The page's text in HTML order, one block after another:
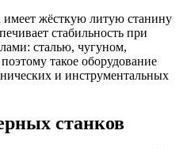
имеет жёсткую литую станину
стабильность при
сталью, чугуном,
такое оборудование
и инструментальных
станков